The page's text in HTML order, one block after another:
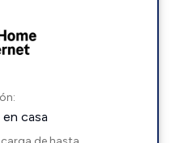
casa